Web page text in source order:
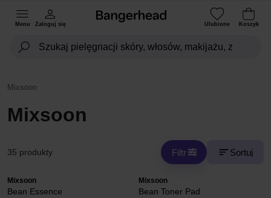
Menu Zaloguj się Ulubione Koszyk
Mixsoon
Mixsoon
35 produkty Filtr Sortuj
Mixsoon
Bean Essence
Mixsoon
Bean Toner Pad